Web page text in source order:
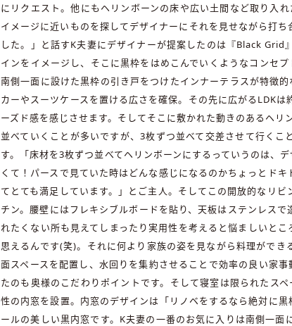
にリクエスト。他にもヘリンボーンの床や広い土間など取り入
イメージに近いものを探してデザイナーにそれを見せながら打
した。」と話すK夫妻にデザイナーが提案したのは『Black
インをイメージし、そこに黒枠をはめこんでいくようなコンセ
南側一面に設けた黒枠の引き戸をつけたインナーテラスが特徴
カーやスーツケースを置ける広さを確保。その先に広がるLDK
ーズド感を感じさせます。そしてそこに敷かれた動きのあるヘ
並べていくことが多いですが、3枚ずつ並べて交差させて行く
す。「床材を3枚ずつ並べてヘリンボーンにするっていうのは、
くて！パースで見ていた時はどんな感じになるのかちょっとド
てとても満足しています。」とご主人。そしてこの開放的なリ
チン。腰壁にはフレキシブルボードを貼り、天板はステンレス
れたくない所も見えてしまったり実用性を考えると悩ましいと
思えるんです(笑)。それに何より家族の姿を見ながら料理がで
面スペースを配置し、水回りを集約させることで効率の良い家
たのも奥様のこだわりポイントです。そして寝室は限られたス
性の内窓を設置。内窓のデザインは「リノベをするなら絶対に
ールの美しい黒内窓です。K夫妻の一番のお気に入りは南側一